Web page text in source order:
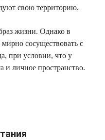
свою территорию.
жизни. Однако в
сосуществовать с
при условии, что у
и личное пространство.